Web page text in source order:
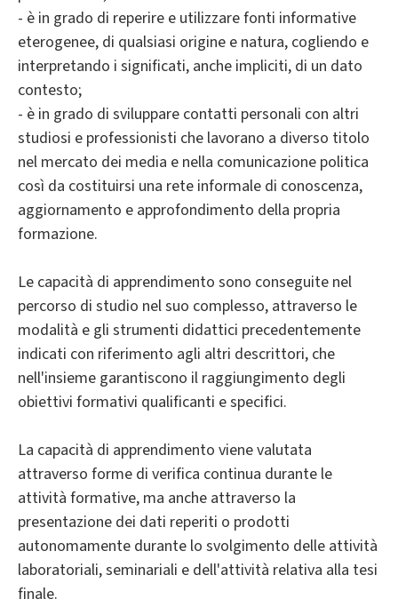
- è in grado di reperire e utilizzare fonti informative
eterogenee, di qualsiasi origine e natura, cogliendo e
interpretando i significati, anche impliciti, di un dato
contesto;
- è in grado di sviluppare contatti personali con altri
studiosi e professionisti che lavorano a diverso titolo
nel mercato dei media e nella comunicazione politica
così da costituirsi una rete informale di conoscenza,
aggiornamento e approfondimento della propria
formazione.
Le capacità di apprendimento sono conseguite nel
percorso di studio nel suo complesso, attraverso le
modalità e gli strumenti didattici precedentemente
indicati con riferimento agli altri descrittori, che
nell'insieme garantiscono il raggiungimento degli
obiettivi formativi qualificanti e specifici.
La capacità di apprendimento viene valutata
attraverso forme di verifica continua durante le
attività formative, ma anche attraverso la
presentazione dei dati reperiti o prodotti
autonomamente durante lo svolgimento delle attività
laboratoriali, seminariali e dell'attività relativa alla tesi
finale.